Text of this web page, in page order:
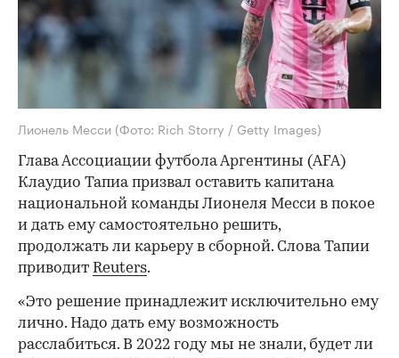
Лионель Месси (Фото: Rich Storry / Getty Images)
Глава Ассоциации футбола Аргентины (AFA)
Клаудио Тапиа призвал оставить капитана
национальной команды Лионеля Месси в покое
и дать ему самостоятельно решить,
продолжать ли карьеру в сборной. Слова Тапии
приводит Reuters.
«Это решение принадлежит исключительно ему
лично. Надо дать ему возможность
расслабиться. В 2022 году мы не знали, будет ли